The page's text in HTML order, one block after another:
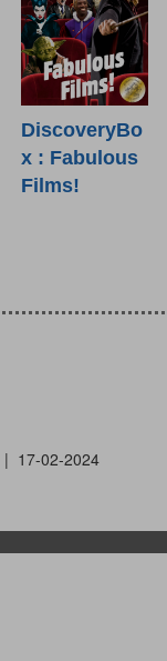
DiscoveryBo
x : Fabulous
Films!
| 17-02-2024